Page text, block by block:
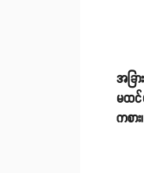
အခြ
မထင်
ကစာ